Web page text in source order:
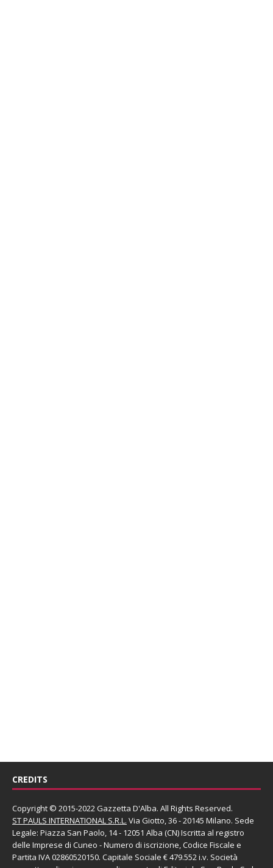
CREDITS
Copyright © 2015-2022 Gazzetta D'Alba. All Rights Reserved.
ST PAULS INTERNATIONAL S.R.L. Via Giotto, 36 - 20145 Milano. Sede
Legale: Piazza San Paolo, 14 - 12051 Alba (CN) Iscritta al registro
delle Imprese di Cuneo - Numero di iscrizione, Codice Fiscale e
Partita IVA 02860520150. Capitale Sociale € 479.552 i.v. Società